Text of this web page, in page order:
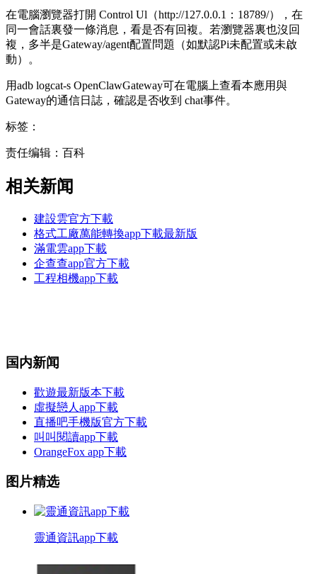
在電腦瀏覽器打開 Control Ul（http://127.0.0.1：18789/），在
同一會話裏發一條消息，看是否有回複。若瀏覽器裏也沒回
複，多半是Gateway/agent配置問題（如默認Pi未配置或未啟
動）。
用adb logcat-s OpenClawGateway可在電腦上查看本應用與
Gateway的通信日誌，確認是否收到 chat事件。
标签：
责任编辑：百科
相关新闻
建設雲官方下載
格式工廠萬能轉換app下載最新版
滿電雲app下載
企查查app官方下載
工程相機app下載
国内新闻
歡遊最新版本下載
虛擬戀人app下載
直播吧手機版官方下載
叫叫閱讀app下載
OrangeFox app下載
图片精选
靈通資訊app下載